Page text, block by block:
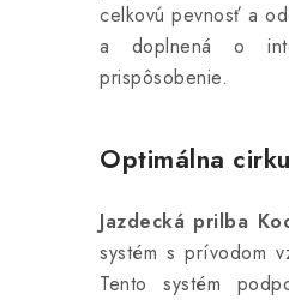
celkovú pevnosť a
a doplnená o
prispôsobenie.
Optimálna
Jazdecká prilba
systém s prívodom
Tento systém